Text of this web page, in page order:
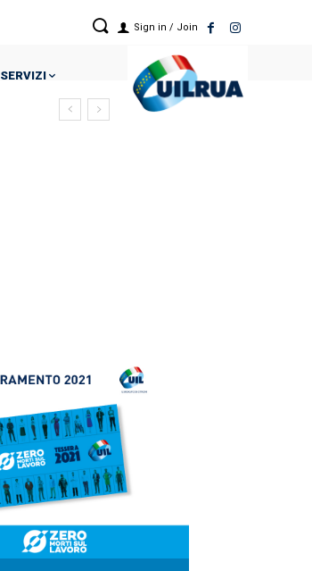
Sign in / Join
SERVIZI